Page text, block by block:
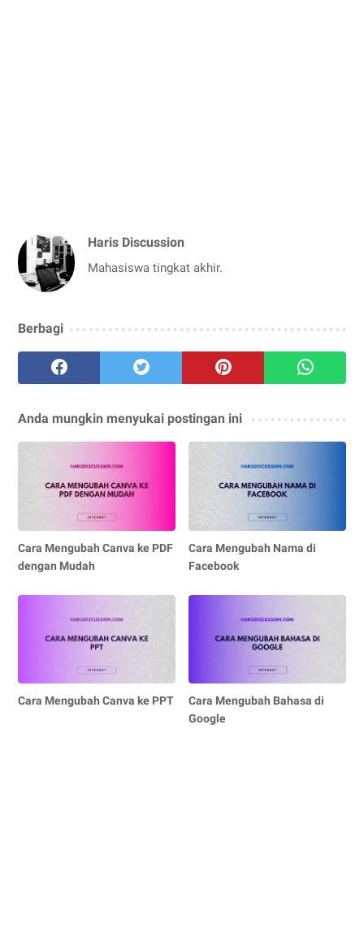
Haris Discussion
Mahasiswa tingkat akhir.
Berbagi
Anda mungkin menyukai postingan ini
Cara Mengubah Canva ke PDF
dengan Mudah
Cara Mengubah Nama di
Facebook
Cara Mengubah Canva ke PPT
Cara Mengubah Bahasa di
Google